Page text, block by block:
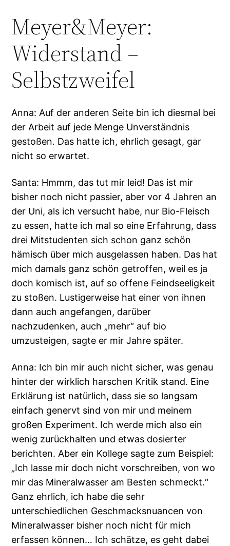
Meyer&Meyer:
Widerstand –
Selbstzweifel
Anna: Auf der anderen Seite bin ich diesmal bei
der Arbeit auf jede Menge Unverständnis
gestoßen. Das hatte ich, ehrlich gesagt, gar
nicht so erwartet.
Santa: Hmmm, das tut mir leid! Das ist mir
bisher noch nicht passier, aber vor 4 Jahren an
der Uni, als ich versucht habe, nur Bio-Fleisch
zu essen, hatte ich mal so eine Erfahrung, dass
drei Mitstudenten sich schon ganz schön
hämisch über mich ausgelassen haben. Das hat
mich damals ganz schön getroffen, weil es ja
doch komisch ist, auf so offene Feindseeligkeit
zu stoßen. Lustigerweise hat einer von ihnen
dann auch angefangen, darüber
nachzudenken, auch „mehr“ auf bio
umzusteigen, sagte er mir Jahre später.
Anna: Ich bin mir auch nicht sicher, was genau
hinter der wirklich harschen Kritik stand. Eine
Erklärung ist natürlich, dass sie so langsam
einfach genervt sind von mir und meinem
großen Experiment. Ich werde mich also ein
wenig zurückhalten und etwas dosierter
berichten. Aber ein Kollege sagte zum Beispiel:
„Ich lasse mir doch nicht vorschreiben, von wo
mir das Mineralwasser am Besten schmeckt.“
Ganz ehrlich, ich habe die sehr
unterschiedlichen Geschmacksnuancen von
Mineralwasser bisher noch nicht für mich
erfassen können… Ich schätze, es geht dabei